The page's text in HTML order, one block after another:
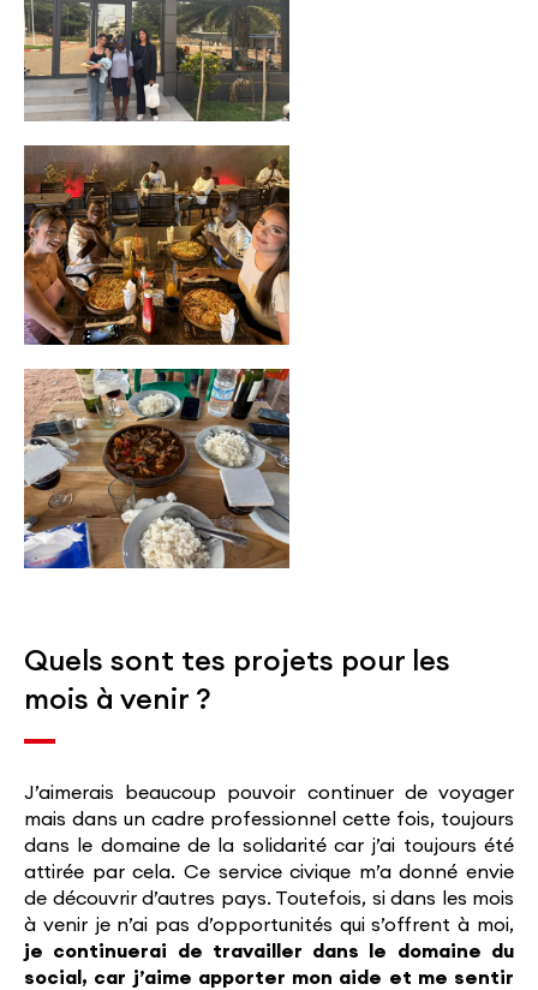
Quels sont tes projets pour les
mois à venir ?
J’aimerais beaucoup pouvoir continuer de voyager
mais dans un cadre professionnel cette fois, toujours
dans le domaine de la solidarité car j’ai toujours été
attirée par cela. Ce service civique m’a donné envie
de découvrir d’autres pays. Toutefois, si dans les mois
à venir je n’ai pas d’opportunités qui s’offrent à moi,
je continuerai de travailler dans le domaine du
social, car j’aime apporter mon aide et me sentir